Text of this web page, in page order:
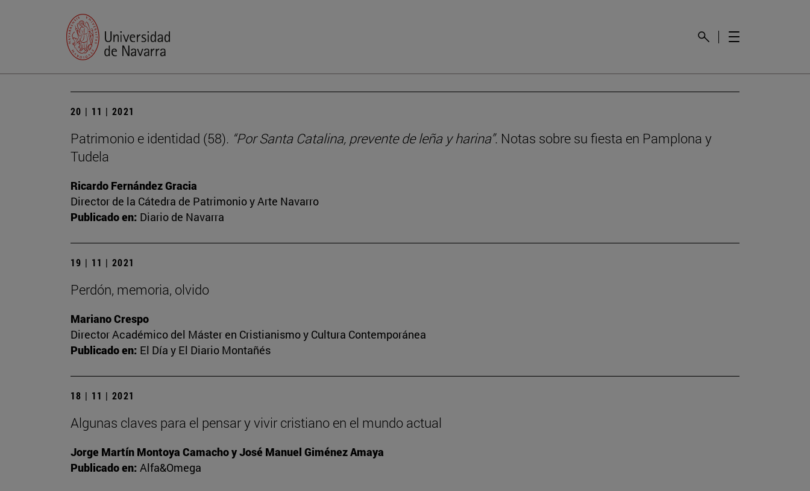
20 | 11 | 2021
Patrimonio e identidad (58). “Por Santa Catalina, prevente de leña y harina”. Notas sobre su fiesta en Pamplona y
Tudela
Ricardo Fernández Gracia
Director de la Cátedra de Patrimonio y Arte Navarro
Publicado en: Diario de Navarra
19 | 11 | 2021
Perdón, memoria, olvido
Mariano Crespo
Director Académico del Máster en Cristianismo y Cultura Contemporánea
Publicado en: El Día y El Diario Montañés
18 | 11 | 2021
Algunas claves para el pensar y vivir cristiano en el mundo actual
Jorge Martín Montoya Camacho y José Manuel Giménez Amaya
Publicado en: Alfa&Omega